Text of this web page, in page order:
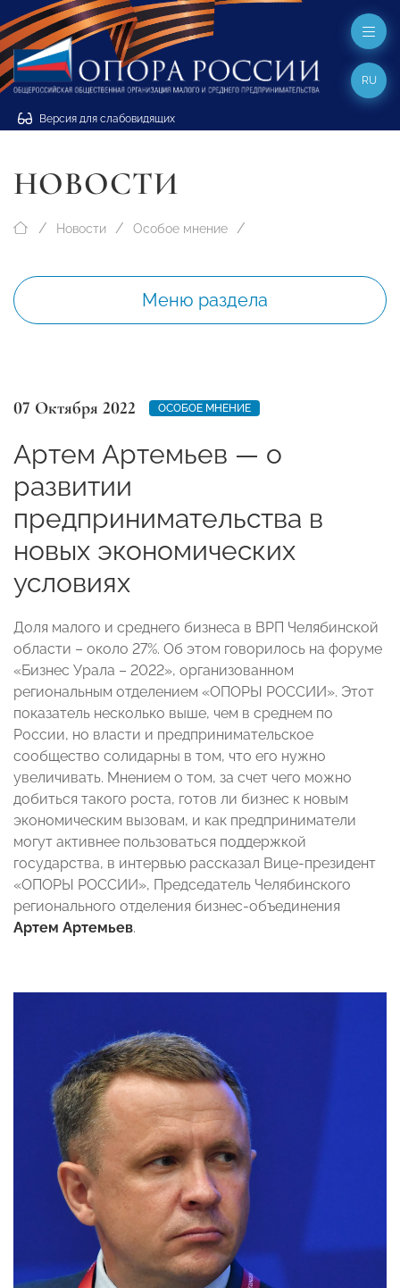
Версия для слабовидящих
RU
НОВОСТИ
Новости Особое мнение
Меню раздела
07 Октября 2022 ОСОБОЕ МНЕНИЕ
Артем Артемьев — о
развитии
предпринимательства в
новых экономических
условиях
Доля малого и среднего бизнеса в ВРП Челябинской
области – около 27%. Об этом говорилось на форуме
«Бизнес Урала – 2022», организованном
региональным отделением «ОПОРЫ РОССИИ». Этот
показатель несколько выше, чем в среднем по
России, но власти и предпринимательское
сообщество солидарны в том, что его нужно
увеличивать. Мнением о том, за счет чего можно
добиться такого роста, готов ли бизнес к новым
экономическим вызовам, и как предприниматели
могут активнее пользоваться поддержкой
государства, в интервью рассказал Вице-президент
«ОПОРЫ РОССИИ», Председатель Челябинского
регионального отделения бизнес-объединения
Артем Артемьев.